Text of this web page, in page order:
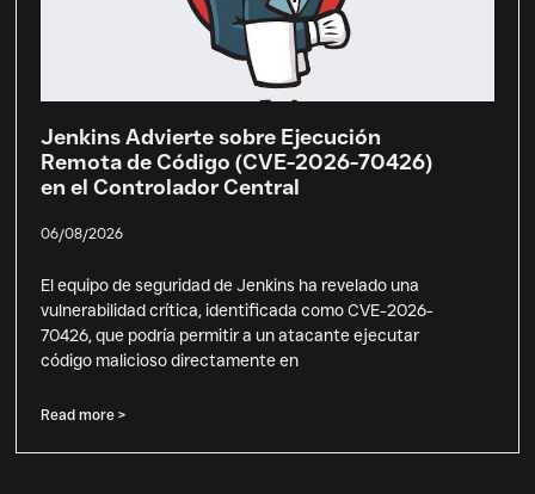
Jenkins Advierte sobre Ejecución
Remota de Código (CVE-2026-70426)
en el Controlador Central
06/08/2026
El equipo de seguridad de Jenkins ha revelado una
vulnerabilidad crítica, identificada como CVE-2026-
70426, que podría permitir a un atacante ejecutar
código malicioso directamente en
Read more >